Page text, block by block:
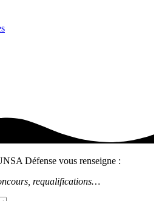
Défense vous renseigne :
requalifications…